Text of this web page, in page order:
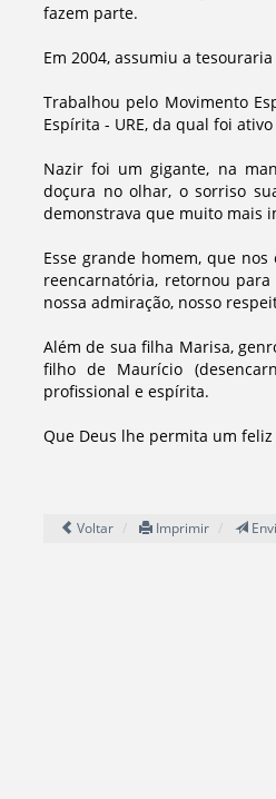
fazem parte.
Em 2004, assumiu a
Trabalhou pelo Movimento
Espírita - URE, da qual foi
Nazir foi um gigante, na
doçura no olhar, o sorriso
demonstrava que muito mais
Esse grande homem, que
reencarnatória, retornou
nossa admiração, nosso
Além de sua filha Marisa,
filho de Maurício
profissional e espírita.
Que Deus lhe permita um
Voltar Imprimir